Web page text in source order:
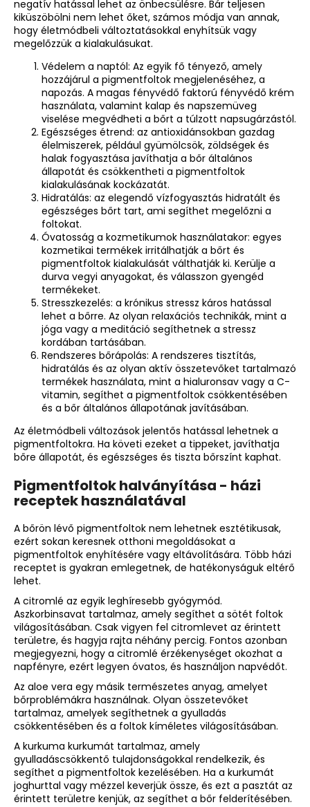
negatív hatással lehet az önbecsülésre. Bár teljesen
kiküszöbölni nem lehet őket, számos módja van annak,
hogy életmódbeli változtatásokkal enyhítsük vagy
megelőzzük a kialakulásukat.
Védelem a naptól: Az egyik fő tényező, amely
hozzájárul a pigmentfoltok megjelenéséhez, a
napozás. A magas fényvédő faktorú fényvédő krém
használata, valamint kalap és napszemüveg
viselése megvédheti a bőrt a túlzott napsugárzástól.
Egészséges étrend: az antioxidánsokban gazdag
élelmiszerek, például gyümölcsök, zöldségek és
halak fogyasztása javíthatja a bőr általános
állapotát és csökkentheti a pigmentfoltok
kialakulásának kockázatát.
Hidratálás: az elegendő vízfogyasztás hidratált és
egészséges bőrt tart, ami segíthet megelőzni a
foltokat.
Óvatosság a kozmetikumok használatakor: egyes
kozmetikai termékek irritálhatják a bőrt és
pigmentfoltok kialakulását válthatják ki. Kerülje a
durva vegyi anyagokat, és válasszon gyengéd
termékeket.
Stresszkezelés: a krónikus stressz káros hatással
lehet a bőrre. Az olyan relaxációs technikák, mint a
jóga vagy a meditáció segíthetnek a stressz
kordában tartásában.
Rendszeres bőrápolás: A rendszeres tisztítás,
hidratálás és az olyan aktív összetevőket tartalmazó
termékek használata, mint a hialuronsav vagy a C-
vitamin, segíthet a pigmentfoltok csökkentésében
és a bőr általános állapotának javításában.
Az életmódbeli változások jelentős hatással lehetnek a
pigmentfoltokra. Ha követi ezeket a tippeket, javíthatja
bőre állapotát, és egészséges és tiszta bőrszínt kaphat.
Pigmentfoltok halványítása - házi
receptek használatával
A bőrön lévő pigmentfoltok nem lehetnek esztétikusak,
ezért sokan keresnek otthoni megoldásokat a
pigmentfoltok enyhítésére vagy eltávolítására. Több házi
receptet is gyakran emlegetnek, de hatékonyságuk eltérő
lehet.
A citromlé az egyik leghíresebb gyógymód.
Aszkorbinsavat tartalmaz, amely segíthet a sötét foltok
világosításában. Csak vigyen fel citromlevet az érintett
területre, és hagyja rajta néhány percig. Fontos azonban
megjegyezni, hogy a citromlé érzékenységet okozhat a
napfényre, ezért legyen óvatos, és használjon napvédőt.
Az aloe vera egy másik természetes anyag, amelyet
bőrproblémákra használnak. Olyan összetevőket
tartalmaz, amelyek segíthetnek a gyulladás
csökkentésében és a foltok kíméletes világosításában.
A kurkuma kurkumát tartalmaz, amely
gyulladáscsökkentő tulajdonságokkal rendelkezik, és
segíthet a pigmentfoltok kezelésében. Ha a kurkumát
joghurttal vagy mézzel keverjük össze, és ezt a pasztát az
érintett területre kenjük, az segíthet a bőr felderítésében.